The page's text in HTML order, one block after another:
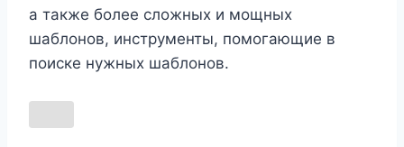
а также более сложных и мощных
шаблонов, инструменты, помогающие в
поиске нужных шаблонов.